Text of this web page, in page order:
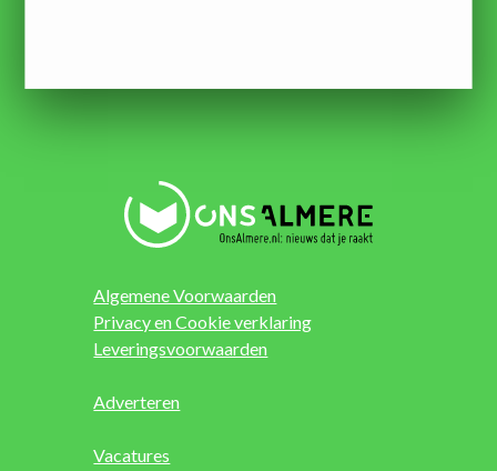
Algemene Voorwaarden
Privacy en Cookie verklaring
Leveringsvoorwaarden
Adverteren
Vacatures